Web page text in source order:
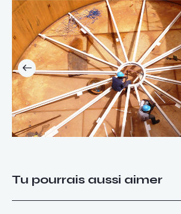
Tu pourrais aussi aimer